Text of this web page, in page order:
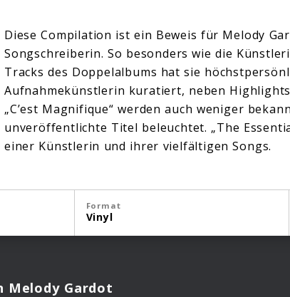
Diese Compilation ist ein Beweis für Melody
Songschreiberin. So besonders wie die
Tracks des Doppelalbums hat sie
Aufnahmekünstlerin kuratiert, neben Highlights
„C’est Magnifique“ werden auch weniger
unveröffentlichte Titel beleuchtet. „The
einer Künstlerin und ihrer vielfältigen Songs.
Format
Vinyl
Melody Gardot